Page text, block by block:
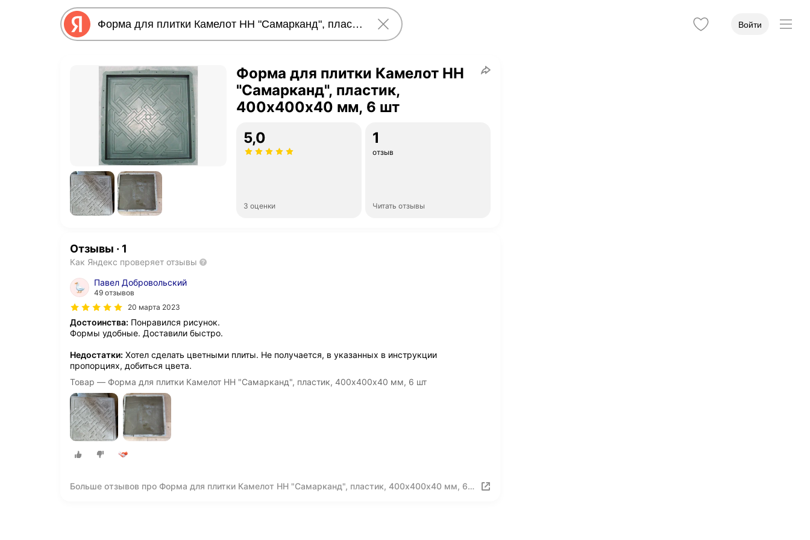
Войти
Форма для плитки Камелот НН
"Самарканд", пластик,
400х400х40 мм, 6 шт
5,0
3 оценки
1
отзыв
Читать отзывы
Отзывы · 1
Как Яндекс проверяет отзывы
Павел Добровольский
49 отзывов
20 марта 2023
Достоинства: Понравился рисунок.
Формы удобные. Доставили быстро.
Недостатки: Хотел сделать цветными плиты. Не получается, в указанных в инструкции
пропорциях, добиться цвета.
Товар — Форма для плитки Камелот НН "Самарканд", пластик, 400х400х40 мм, 6 шт
Больше отзывов про Форма для плитки Камелот НН "Самарканд", пластик, 400х400х40 мм, 6